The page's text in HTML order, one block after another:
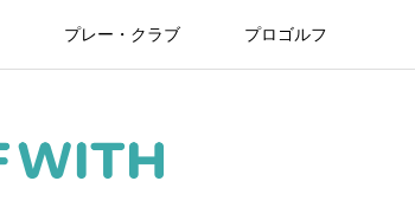
プレー・クラブ プロゴルフ